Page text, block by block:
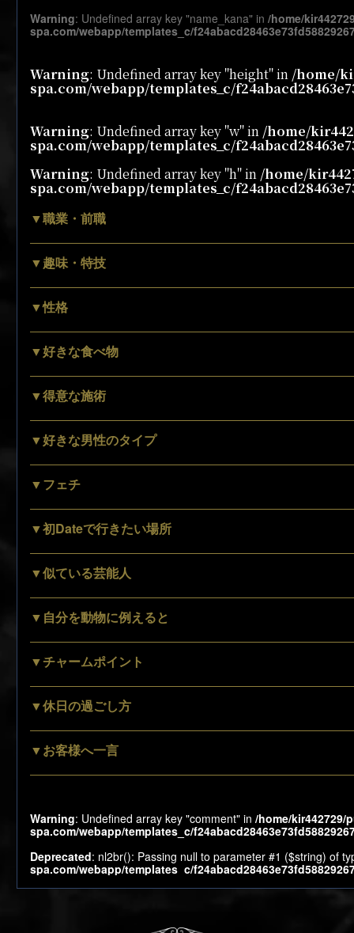
Warning: Undefined array key "name_kana" in/home/
spa.com/webapp/templates_c/
Warning: Undefined array key "height" in /home/
spa.com/webapp/templates_c/
Warning: Undefined array key "w" in /home/
spa.com/webapp/templates_c/
Warning: Undefined array key "h" in /home/
spa.com/webapp/templates_c/
▼職業・前職
▼趣味・特技
▼性格
▼好きな食べ物
▼得意な施術
▼好きな男性のタイプ
▼フェチ
▼初Dateで行きたい場所
▼似ている芸能人
▼自分を動物に例えると
▼チャームポイント
▼休日の過ごし方
▼お客様へ一言
Warning: Undefined array key "comment" in/home/kir442729/
spa.com/webapp/templates_c/
Deprecated: nl2br(): Passing null to parameter #1 ($string) of
spa.com/webapp/templates_c/